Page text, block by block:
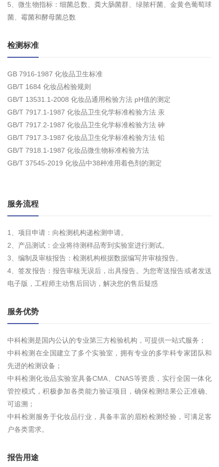
5、微生物指标：细菌总数、粪大肠菌群、绿脓杆菌、金黄色葡萄球
菌、霉菌和酵母菌总数
检测标准
GB 7916-1987 化妆品卫生标准
GB/T 1684 化妆品检验规则
GB/T 13531.1-2008 化妆品通用检验方法 pH值的测定
GB/T 7917.1-1987 化妆品卫生化学标准检验方法 汞
GB/T 7917.2-1987 化妆品卫生化学标准检验方法 砷
GB/T 7917.3-1987 化妆品卫生化学标准检验方法 铅
GB/T 7918.1-1987 化妆品微生物标准检验方法
GB/T 37545-2019 化妆品中38种准用着色剂的测定
服务流程
1、项目申请：向检测机构递检测申请。
2、产品测试：企业将待测样品寄到实验室进行测试。
3、编制及审核报告：检测机构根据数据编写并审核报告。
4、签发报告：报告审核无误后，出具报告。为您寄送报告或者发送
电子版，工程师主动售后回访，解决您的售后疑惑
服务优势
中科检测是国内公认的专业第三方检验机构，可提供一站式服务；
中科检测在全国建立了多个实验室，拥有专业的多学科专家团队和
先进的检测设备；
中科检测化妆品实验室具备CMA、CNAS等资质，实行全国一体化
管控模式，积极参加各类能力验证项目，确保检测结果公正准确、
可追溯；
中科检测服务于化妆品行业，具备丰富的眉粉检测经验，可满足客
户各类需求。
报告用途